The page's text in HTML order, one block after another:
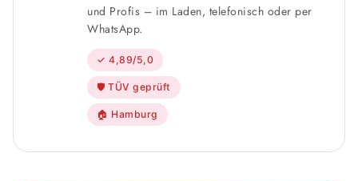
und Profis – im Laden, telefonisch oder per
WhatsApp.
✓ 4,89/5,0
🛡 TÜV geprüft
🏠 Hamburg